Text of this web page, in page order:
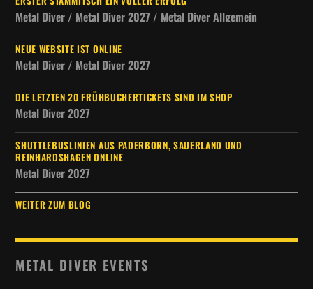
Metal Diver / Metal Diver 2027 / Metal Diver Allgemein
NEUE WEBSITE IST ONLINE
Metal Diver / Metal Diver 2027
DIE LETZTEN 20 FRÜHBUCHERTICKETS SIND IM SHOP
Metal Diver 2027
SHUTTLEBUSLINIEN AUS PADERBORN, SAUERLAND UND
REINHARDSHAGEN ONLINE
Metal Diver 2027
WEITER ZUM BLOG
METAL DIVER EVENTS